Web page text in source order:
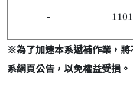
-
※為了加速本系遞補作業，
系網頁公告，以免權益受損。